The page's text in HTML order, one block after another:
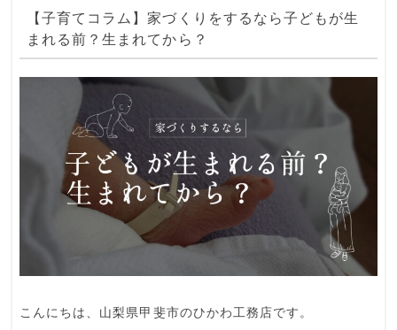
【子育てコラム】家づくりをするなら子どもが生
まれる前？生まれてから？
こんにちは、山梨県甲斐市のひかわ工務店です。